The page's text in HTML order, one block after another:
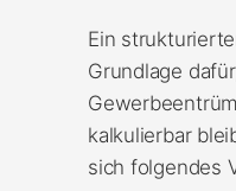
Ein
Grundlage
kalkulierbar
sich folgendes